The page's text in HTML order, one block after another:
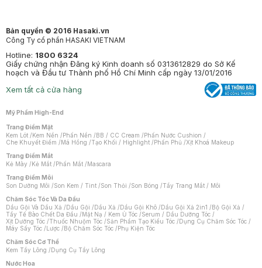
Bản quyền © 2016 Hasaki.vn
Công Ty cổ phần HASAKI VIETNAM
Hotline: 1800 6324
Giấy chứng nhận Đăng ký Kinh doanh số 0313612829 do Sở Kế
hoạch và Đầu tư Thành phố Hồ Chí Minh cấp ngày 13/01/2016
Xem tất cả cửa hàng
Mỹ Phẩm High-End
Trang Điểm Mặt
Kem Lót /Kem Nền /Phấn Nền /BB / CC Cream /Phấn Nước Cushion /
Che Khuyết Điểm /Má Hồng /Tạo Khối / Highlight /Phấn Phủ /Xịt Khoá Makeup
Trang Điểm Mắt
Kẻ Mày /Kẻ Mắt /Phấn Mắt /Mascara
Trang Điểm Môi
Son Dưỡng Môi /Son Kem / Tint /Son Thỏi /Son Bóng /Tẩy Trang Mắt / Môi
Chăm Sóc Tóc Và Da Đầu
Dầu Gội Và Dầu Xả /Dầu Gội /Dầu Xả /Dầu Gội Khô /Dầu Gội Xả 2in1 /Bộ Gội Xả /
Tẩy Tế Bào Chết Da Đầu /Mặt Nạ / Kem Ủ Tóc /Serum / Dầu Dưỡng Tóc /
Xịt Dưỡng Tóc /Thuốc Nhuộm Tóc /Sản Phẩm Tạo Kiểu Tóc /Dụng Cụ Chăm Sóc Tóc /
Máy Sấy Tóc /Lược /Bộ Chăm Sóc Tóc /Phụ Kiện Tóc
Chăm Sóc Cơ Thể
Kem Tẩy Lông /Dụng Cụ Tẩy Lông
Nước Hoa